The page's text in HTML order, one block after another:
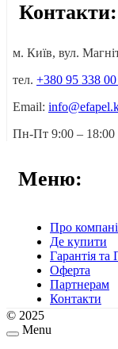
Контакти:
м. Київ, вул.
тел. +380 95 338 00
Email:
Пн-Пт 9:00 – 18:00
Меню:
Про
Де купити
Гарантія
Оферта
Партнерам
Контакти
© 2025
Menu